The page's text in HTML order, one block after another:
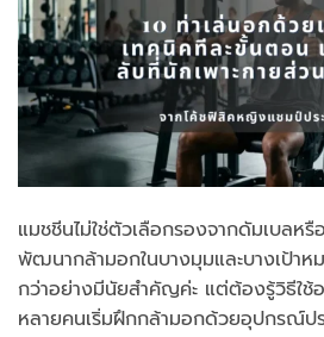
แมชชีนไม่ใช่ตัวเลือกรองจากดัมเบลหรื
พัฒนากล้ามอกในบางมุมและบางเป้าห
กว่าอย่างมีนัยสำคัญค่ะ แต่ต้องรู้วิธีใช้
หลายคนเริ่มฝึกกล้ามอกด้วยอุปกรณ์ป